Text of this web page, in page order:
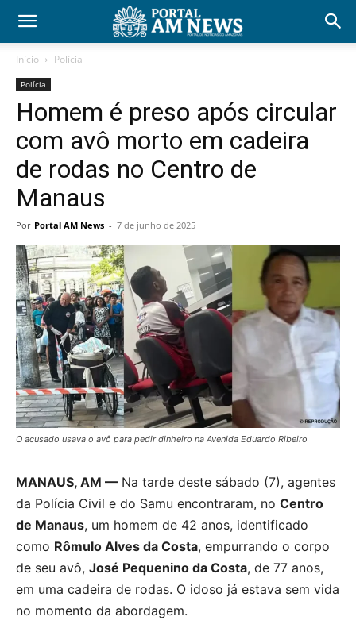
Início Polícia
Polícia
Homem é preso após circular
com avô morto em cadeira
de rodas no Centro de
Manaus
Por Portal AM News - 7 de junho de 2025
O acusado usava o avô para pedir dinheiro na Avenida Eduardo Ribeiro
MANAUS, AM — Na tarde deste sábado (7), agentes
da Polícia Civil e do Samu encontraram, no Centro
de Manaus, um homem de 42 anos, identificado
como Rômulo Alves da Costa, empurrando o corpo
de seu avô, José Pequenino da Costa, de 77 anos,
em uma cadeira de rodas. O idoso já estava sem vida
no momento da abordagem.